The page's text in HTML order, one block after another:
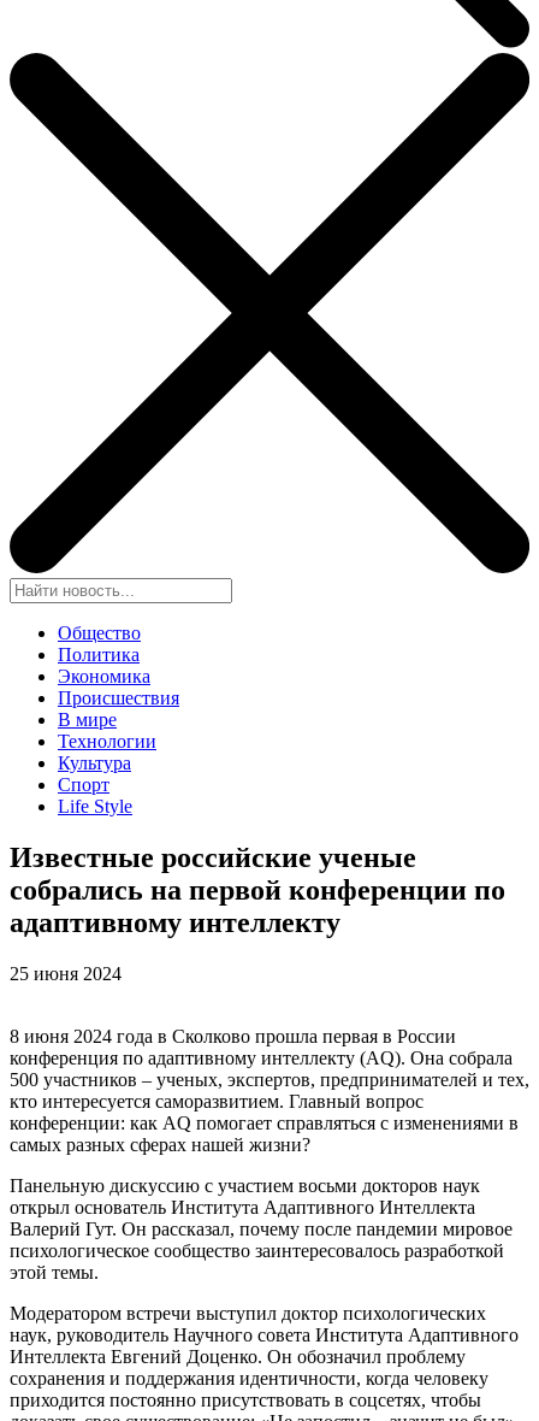
Общество
Политика
Экономика
Происшествия
В мире
Технологии
Культура
Спорт
Life Style
Известные российские ученые
собрались на первой конференции по
адаптивному интеллекту
25 июня 2024
8 июня 2024 года в Сколково прошла первая в России
конференция по адаптивному интеллекту (AQ). Она собрала
500 участников – ученых, экспертов, предпринимателей и тех,
кто интересуется саморазвитием. Главный вопрос
конференции: как AQ помогает справляться с изменениями в
самых разных сферах нашей жизни?
Панельную дискуссию с участием восьми докторов наук
открыл основатель Института Адаптивного Интеллекта
Валерий Гут. Он рассказал, почему после пандемии мировое
психологическое сообщество заинтересовалось разработкой
этой темы.
Модератором встречи выступил доктор психологических
наук, руководитель Научного совета Института Адаптивного
Интеллекта Евгений Доценко. Он обозначил проблему
сохранения и поддержания идентичности, когда человеку
приходится постоянно присутствовать в соцсетях, чтобы